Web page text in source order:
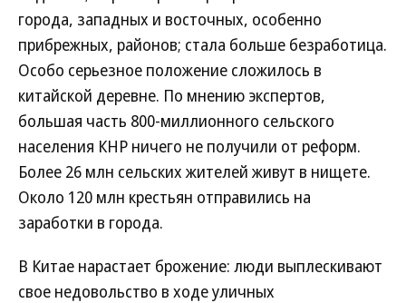
города, западных и восточных, особенно
прибрежных, районов; стала больше безработица.
Особо серьезное положение сложилось в
китайской деревне. По мнению экспертов,
большая часть 800-миллионного сельского
населения КНР ничего не получили от реформ.
Более 26 млн сельских жителей живут в нищете.
Около 120 млн крестьян отправились на
заработки в города.
В Китае нарастает брожение: люди выплескивают
свое недовольство в ходе уличных